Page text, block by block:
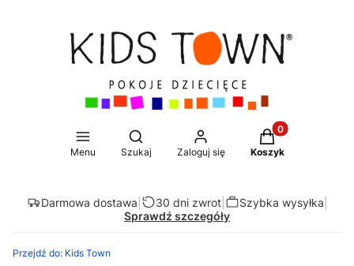
Menu
Otwórz wyszukiwarkę
Szukaj Zaloguj się
Produkty w
Koszyk
Darmowa dostawa 30 dni zwrot| Szybka wysyłka
Sprawdź szczegóły
Przejdź do: Kids Town